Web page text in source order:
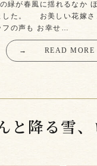
緑が春風に揺れるなか
した。 お美しい花嫁さ
フの声も お幸せ…
→ READ MORE
と降る雪